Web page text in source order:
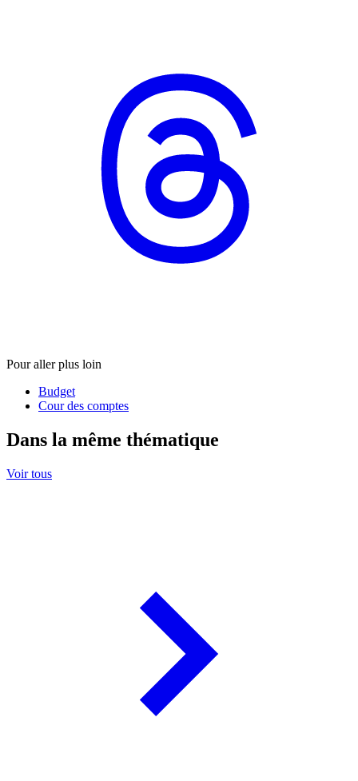
Pour aller plus loin
Budget
Cour des comptes
Dans la même thématique
Voir tous